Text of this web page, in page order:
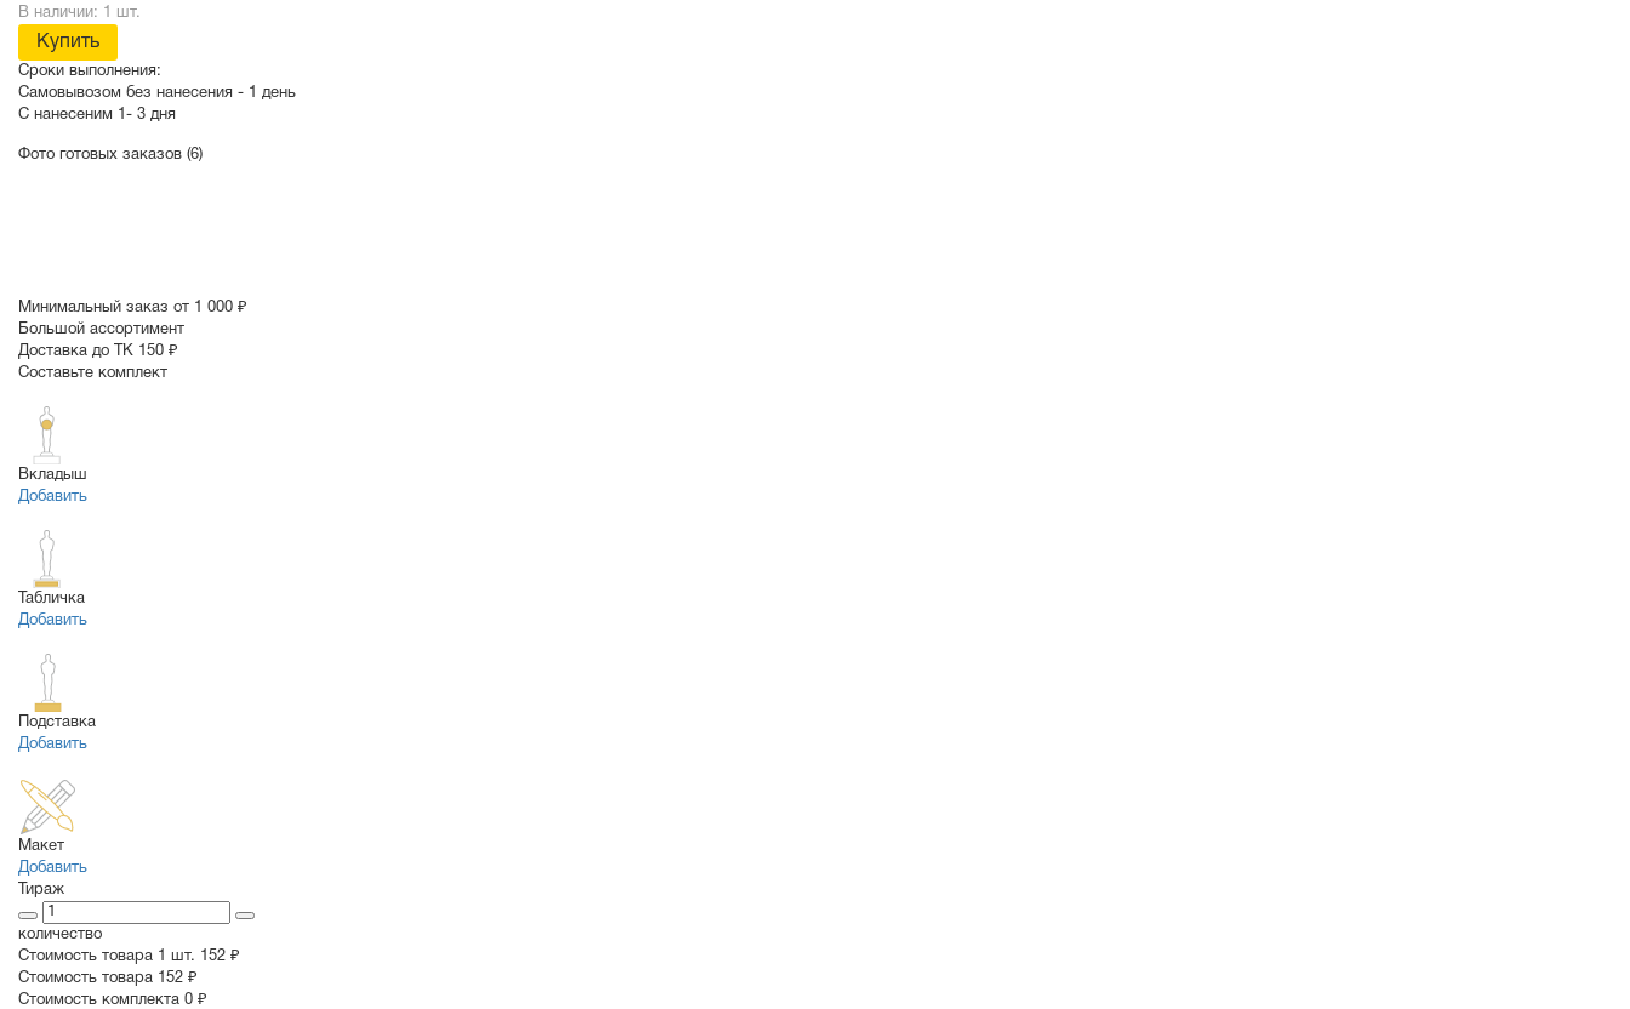
В наличии: 1 шт.
Купить
Сроки выполнения:
Самовывозом без нанесения - 1 день
С нанесеним 1- 3 дня
Фото готовых заказов (6)
Минимальный заказ от 1 000 ₽
Большой ассортимент
Доставка до ТК 150 ₽
Составьте комплект
Вкладыш
Добавить
Табличка
Добавить
Подставка
Добавить
Макет
Добавить
Тираж
количество
Стоимость товара 1 шт. 152 ₽
Cтоимость товара 152 ₽
Стоимость комплекта 0 ₽